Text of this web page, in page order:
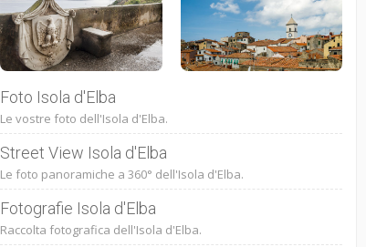
Foto Isola d'Elba
Le vostre foto dell'Isola d'Elba.
Street View Isola d'Elba
Le foto panoramiche a 360° dell'Isola d'Elba.
Fotografie Isola d'Elba
Raccolta fotografica dell'Isola d'Elba.